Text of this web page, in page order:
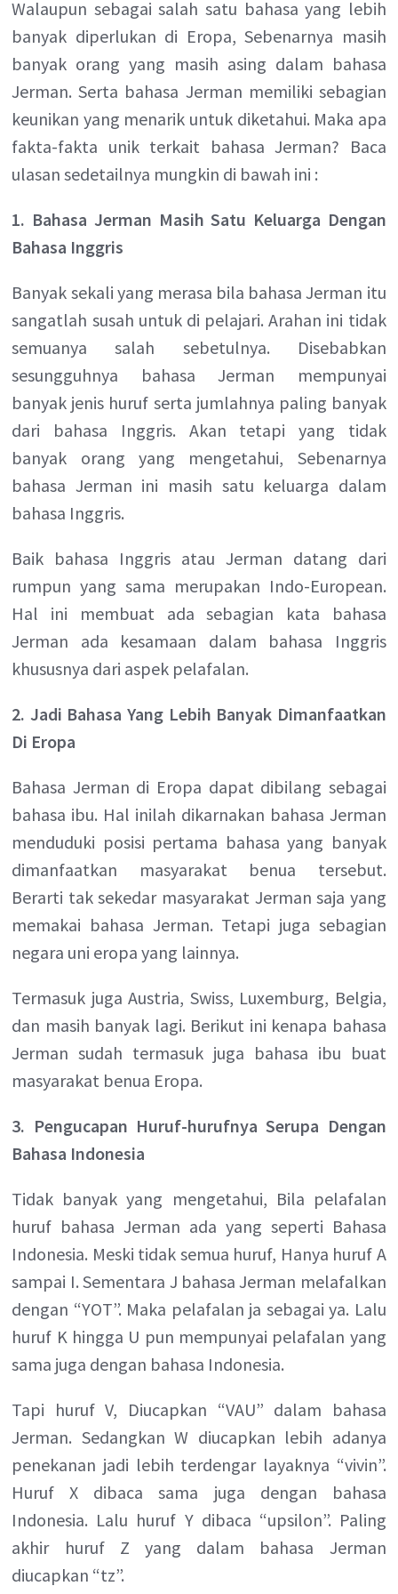
Walaupun sebagai salah satu bahasa yang lebih
banyak diperlukan di Eropa, Sebenarnya masih
banyak orang yang masih asing dalam bahasa
Jerman. Serta bahasa Jerman memiliki sebagian
keunikan yang menarik untuk diketahui. Maka apa
fakta-fakta unik terkait bahasa Jerman? Baca
ulasan sedetailnya mungkin di bawah ini :
1. Bahasa Jerman Masih Satu Keluarga Dengan
Bahasa Inggris
Banyak sekali yang merasa bila bahasa Jerman itu
sangatlah susah untuk di pelajari. Arahan ini tidak
semuanya salah sebetulnya. Disebabkan
sesungguhnya bahasa Jerman mempunyai
banyak jenis huruf serta jumlahnya paling banyak
dari bahasa Inggris. Akan tetapi yang tidak
banyak orang yang mengetahui, Sebenarnya
bahasa Jerman ini masih satu keluarga dalam
bahasa Inggris.
Baik bahasa Inggris atau Jerman datang dari
rumpun yang sama merupakan Indo-European.
Hal ini membuat ada sebagian kata bahasa
Jerman ada kesamaan dalam bahasa Inggris
khususnya dari aspek pelafalan.
2. Jadi Bahasa Yang Lebih Banyak Dimanfaatkan
Di Eropa
Bahasa Jerman di Eropa dapat dibilang sebagai
bahasa ibu. Hal inilah dikarnakan bahasa Jerman
menduduki posisi pertama bahasa yang banyak
dimanfaatkan masyarakat benua tersebut.
Berarti tak sekedar masyarakat Jerman saja yang
memakai bahasa Jerman. Tetapi juga sebagian
negara uni eropa yang lainnya.
Termasuk juga Austria, Swiss, Luxemburg, Belgia,
dan masih banyak lagi. Berikut ini kenapa bahasa
Jerman sudah termasuk juga bahasa ibu buat
masyarakat benua Eropa.
3. Pengucapan Huruf-hurufnya Serupa Dengan
Bahasa Indonesia
Tidak banyak yang mengetahui, Bila pelafalan
huruf bahasa Jerman ada yang seperti Bahasa
Indonesia. Meski tidak semua huruf, Hanya huruf A
sampai I. Sementara J bahasa Jerman melafalkan
dengan “YOT”. Maka pelafalan ja sebagai ya. Lalu
huruf K hingga U pun mempunyai pelafalan yang
sama juga dengan bahasa Indonesia.
Tapi huruf V, Diucapkan “VAU” dalam bahasa
Jerman. Sedangkan W diucapkan lebih adanya
penekanan jadi lebih terdengar layaknya “vivin”.
Huruf X dibaca sama juga dengan bahasa
Indonesia. Lalu huruf Y dibaca “upsilon”. Paling
akhir huruf Z yang dalam bahasa Jerman
diucapkan “tz”.